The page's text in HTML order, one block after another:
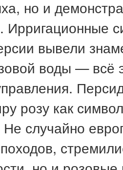
но и
Ирригационные
вывели
воды — всё
розу как
случайно